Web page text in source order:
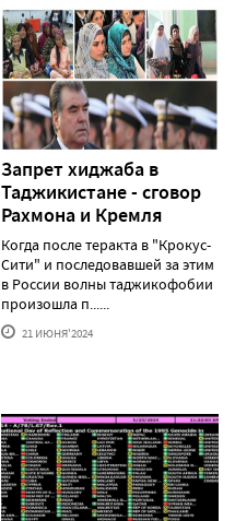
Запрет хиджаба в
Таджикистане - сговор
Рахмона и Кремля
Когда после теракта в "Крокус-
Сити" и последовавшей за этим
в России волны таджикофобии
произошла п......
21 ИЮНЯ'2024